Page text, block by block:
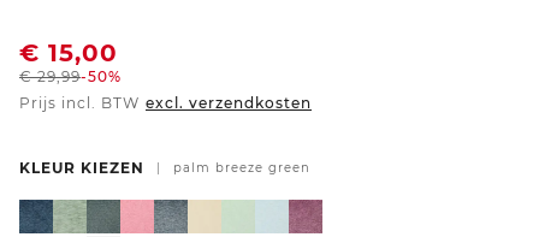
€ 15,00
€29,99-50%
Prijs incl. BTW excl. verzendkosten
KLEUR KIEZEN palm breeze green